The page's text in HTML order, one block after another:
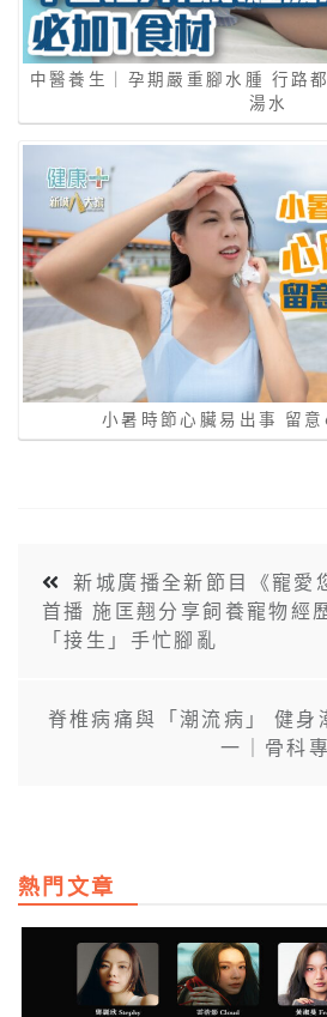
中醫養生｜孕期嚴重腳水腫 行路
湯水
小暑時節心臟易出事 留
新城廣播全新節目《寵愛
首播 施匡翹分享飼養寵物經
「接生」手忙腳亂
脊椎病痛與「潮流病」 健身
一｜骨科
熱門文章